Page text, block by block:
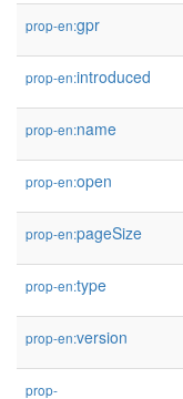
prop-en:gpr
prop-en:introduced
prop-en:name
prop-en:open
prop-en:pageSize
prop-en:type
prop-en:version
prop-